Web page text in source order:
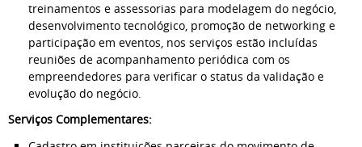
treinamentos e assessorias para modelagem do negócio,
desenvolvimento tecnológico, promoção de networking e
participação em eventos, nos serviços estão incluídas
reuniões de acompanhamento periódica com os
empreendedores para verificar o status da validação e
evolução do negócio.
Serviços Complementares: